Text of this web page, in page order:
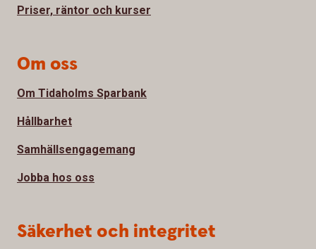
Priser, räntor och kurser
Om oss
Om Tidaholms Sparbank
Hållbarhet
Samhällsengagemang
Jobba hos oss
Säkerhet och integritet